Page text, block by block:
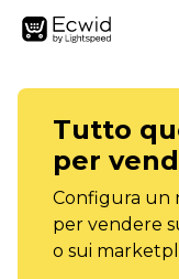
Tutto
per
Configura un
per vendere
o sui